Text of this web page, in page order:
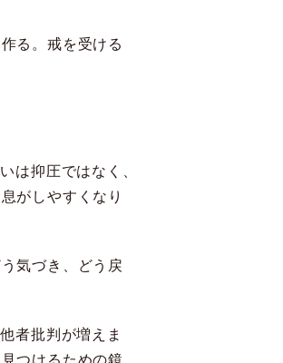
る。戒を受ける
は抑圧ではなく、
がしやすくなり
気づき、どう戻
者批判が増えま
つけるための鏡